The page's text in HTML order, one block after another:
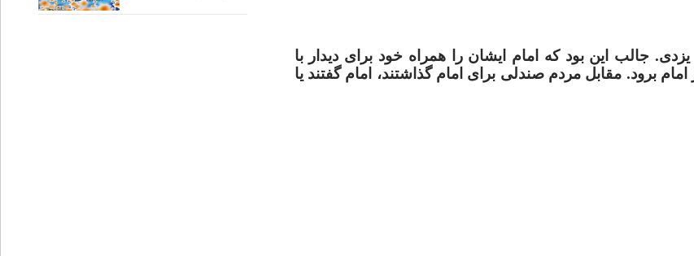
جالب این بود که امام ایشان را همراه خود برای دیدار با
برود. مقابل مردم صندلی برای امام گذاشتند، امام گفتند یا